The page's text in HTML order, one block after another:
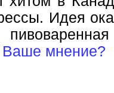
Идея
Ваше мнение?